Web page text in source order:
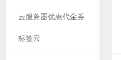
云服务器优惠代金券
标签云